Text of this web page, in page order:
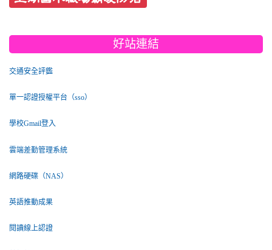
好站連結
交通安全評鑑
單一認證授權平台（sso）
學校Gmail登入
雲端差勤管理系統
網路硬碟（NAS）
英語推動成果
閱讀線上認證